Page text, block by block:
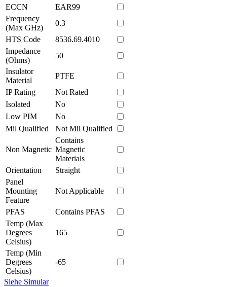
ECCN
EAR99
Frequency
(Max GHz)
0.3
HTS Code
8536.69.4010
Impedance
(Ohms)
50
Insulator
Material
PTFE
IP Rating
Not Rated
Isolated
No
Low PIM
No
Mil Qualified
Not Mil Qualified
Non Magnetic
Contains
Magnetic
Materials
Orientation
Straight
Panel
Mounting
Feature
Not Applicable
PFAS
Contains PFAS
Temp (Max
Degrees
Celsius)
165
Temp (Min
Degrees
Celsius)
-65
Siehe Simular